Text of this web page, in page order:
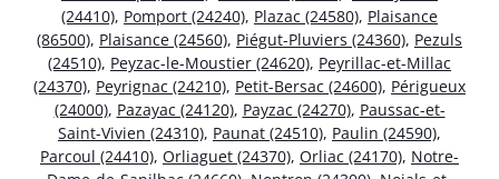
(24410), Pomport (24240), Plazac (24580), Plaisance
(86500), Plaisance (24560), Piégut-Pluviers (24360), Pezuls
(24510), Peyzac-le-Moustier (24620), Peyrillac-et-Millac
(24370), Peyrignac (24210), Petit-Bersac (24600), Périgueux
(24000), Pazayac (24120), Payzac (24270), Paussac-et-
Saint-Vivien (24310), Paunat (24510), Paulin (24590),
Parcoul (24410), Orliaguet (24370), Orliac (24170), Notre-